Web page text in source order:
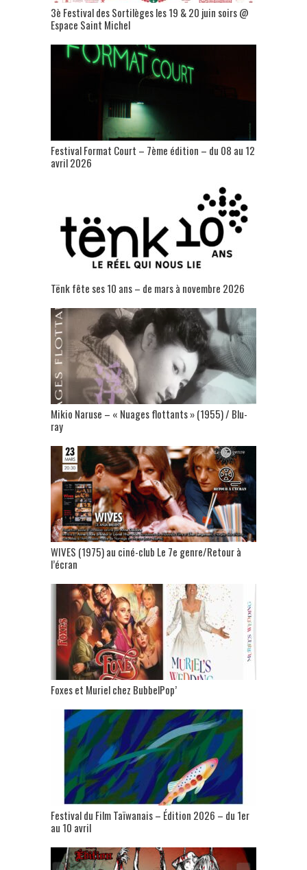
3è Festival des Sortilèges les 19 & 20 juin soirs @
Espace Saint Michel
Festival Format Court – 7ème édition – du 08 au 12
avril 2026
Tënk fête ses 10 ans – de mars à novembre 2026
Mikio Naruse – « Nuages flottants » (1955) / Blu-
ray
WIVES (1975) au ciné-club Le 7e genre/Retour à
l’écran
Foxes et Muriel chez BubbelPop’
Festival du Film Taïwanais – Édition 2026 – du 1er
au 10 avril